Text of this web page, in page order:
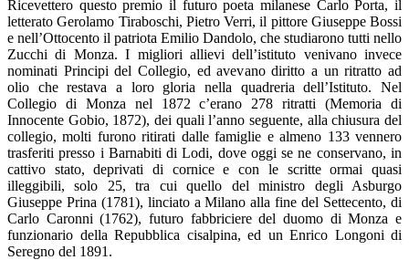
Ricevettero questo premio il futuro poeta milanese Carlo Porta, il
letterato Gerolamo Tiraboschi, Pietro Verri, il pittore Giuseppe Bossi
e nell’Ottocento il patriota Emilio Dandolo, che studiarono tutti nello
Zucchi di Monza. I migliori allievi dell’istituto venivano invece
nominati Principi del Collegio, ed avevano diritto a un ritratto ad
olio che restava a loro gloria nella quadreria dell’Istituto. Nel
Collegio di Monza nel 1872 c’erano 278 ritratti (Memoria di
Innocente Gobio, 1872), dei quali l’anno seguente, alla chiusura del
collegio, molti furono ritirati dalle famiglie e almeno 133 vennero
trasferiti presso i Barnabiti di Lodi, dove oggi se ne conservano, in
cattivo stato, deprivati di cornice e con le scritte ormai quasi
illeggibili, solo 25, tra cui quello del ministro degli Asburgo
Giuseppe Prina (1781), linciato a Milano alla fine del Settecento, di
Carlo Caronni (1762), futuro fabbriciere del duomo di Monza e
funzionario della Repubblica cisalpina, ed un Enrico Longoni di
Seregno del 1891.